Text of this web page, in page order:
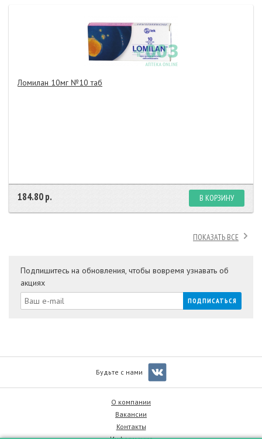
Ломилан 10мг №10 таб
184.80 р. В КОРЗИНУ
ПОКАЗАТЬ ВСЕ
Подпишитесь на обновления, чтобы вовремя узнавать об
акциях
Будьте с нами
О компании
Вакансии
Контакты